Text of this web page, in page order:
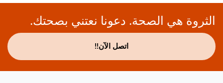
الثروة هي الصحة. دعونا نعتني بصحتك.
اتصل الآن!!